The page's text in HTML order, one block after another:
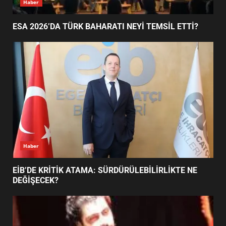
5
UZATILDI: NE DEĞİŞTİ?
6
BURHANİYE SATRANÇ
TURNUVASI KAYITLARI NEYİ
DEĞİŞTİRİYOR?
BURHANİYE BELEDİYESPOR’DA
YENİ YÖNETİM NASIL
Haber
ESA 2026’DA TÜRK BAHARATI NEYİ TEMSİL ETTİ?
Haber
EİB’DE KRİTİK ATAMA: SÜRDÜRÜLEBİLİRLİKTE NE
DEĞİŞECEK?